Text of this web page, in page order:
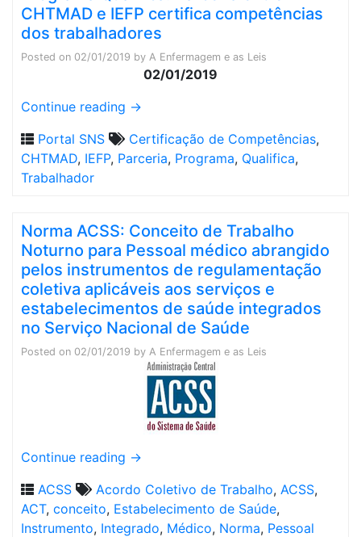
CHTMAD e IEFP certifica competências
dos trabalhadores
Posted on 02/01/2019 by A Enfermagem e as Leis
02/01/2019
Continue reading →
Portal SNS
Certificação de Competências,
CHTMAD, IEFP, Parceria, Programa, Qualifica,
Trabalhador
Norma ACSS: Conceito de Trabalho
Noturno para Pessoal médico abrangido
pelos instrumentos de regulamentação
coletiva aplicáveis aos serviços e
estabelecimentos de saúde integrados
no Serviço Nacional de Saúde
Posted on 02/01/2019 by A Enfermagem e as Leis
Continue reading →
ACSS
Acordo Coletivo de Trabalho, ACSS,
ACT, conceito, Estabelecimento de Saúde,
Instrumento, Integrado, Médico, Norma, Pessoal